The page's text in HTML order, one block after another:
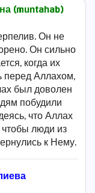
(muntahab)
Он не
Он сильно
когда их
перед Аллахом,
был доволен
побудили
что Аллах
люди из
к Нему.